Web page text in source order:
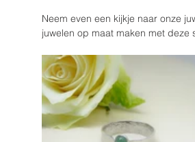
Neem even een kijkje naar onze
juwelen op maat maken met deze